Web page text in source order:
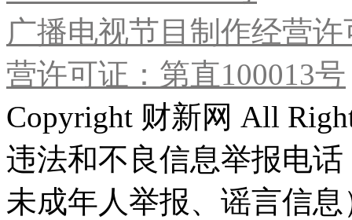
广播电视节目制作经营
营许可证：第直100013号
Copyright 财新网 All
违法和不良信息举报电
未成年人举报、谣言信